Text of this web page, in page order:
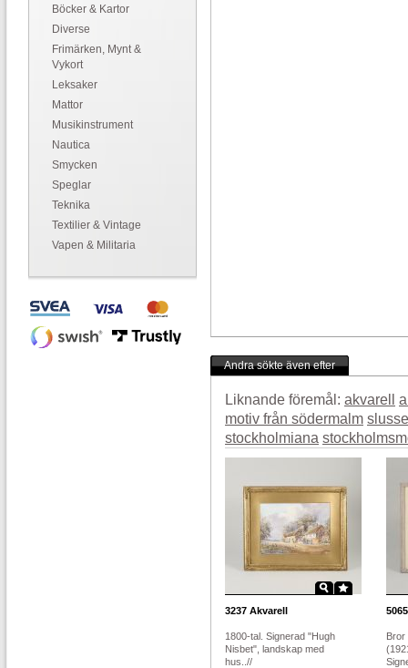
Böcker & Kartor
Diverse
Frimärken, Mynt &
Vykort
Leksaker
Mattor
Musikinstrument
Nautica
Smycken
Speglar
Teknika
Textilier & Vintage
Vapen & Militaria
Andra sökte även efter
Liknande föremål: akvarell
motiv från södermalm
stockholmiana
3237 Akvarell
1800-tal. Signerad "Hugh
Nisbet", landskap med
hus..//
5065
Bror